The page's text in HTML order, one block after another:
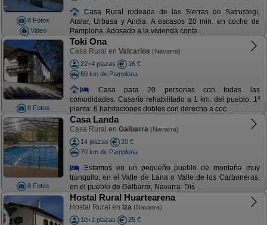
8 Fotos
Video
Casa Rural rodeada de las Sierras de Satrustegi,
Aralar, Urbasa y Andia. A escasos 20 min. en coche de
Pamplona. Adosado a la vivienda conta ...
8 Fotos
Toki Ona
Casa Rural en Valcarlos (Navarra)
22+4 plazas
16 €
60 km de Pamplona
Casa para 20 personas con todas las
comodidades. Caserío rehabilitado a 1 km. del pueblo. 1ª
planta: 6 habitaciones dobles con derecho a coc ...
8 Fotos
Casa Landa
Casa Rural en Galbarra (Navarra)
14 plazas
20 €
70 km de Pamplona
Estamos en un pequeño pueblo de montaña muy
tranquilo, en el Valle de Lana o Valle de los Carboneros,
en el pueblo de Galbarra, Navarra. Dis ...
Hostal Rural Huartearena
Hostal Rural en Iza (Navarra)
10+1 plazas
25 €